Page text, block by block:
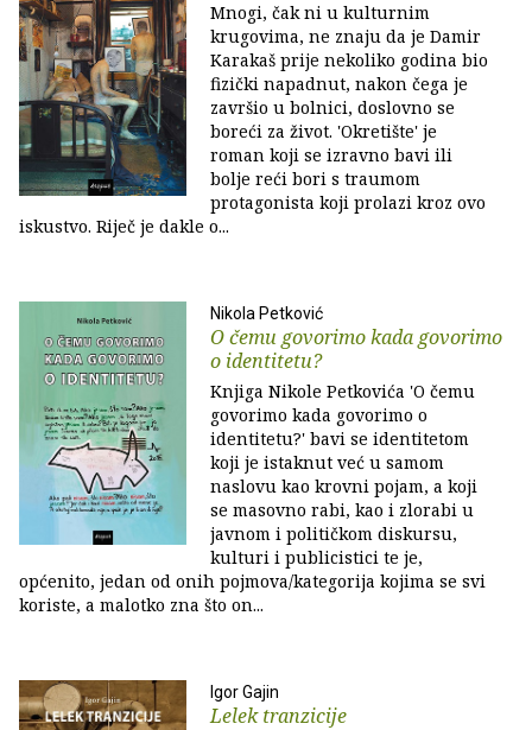
Mnogi, čak ni u kulturnim
krugovima, ne znaju da je Damir
Karakaš prije nekoliko godina bio
fizički napadnut, nakon čega je
završio u bolnici, doslovno se
boreći za život. 'Okretište' je
roman koji se izravno bavi ili
bolje reći bori s traumom
protagonista koji prolazi kroz ovo
iskustvo. Riječ je dakle o...
Nikola Petković
O čemu govorimo kada govorimo
o identitetu?
Knjiga Nikole Petkovića 'O čemu
govorimo kada govorimo o
identitetu?' bavi se identitetom
koji je istaknut već u samom
naslovu kao krovni pojam, a koji
se masovno rabi, kao i zlorabi u
javnom i političkom diskursu,
kulturi i publicistici te je,
općenito, jedan od onih pojmova/kategorija kojima se svi
koriste, a malotko zna što on...
Igor Gajin
Lelek tranzicije